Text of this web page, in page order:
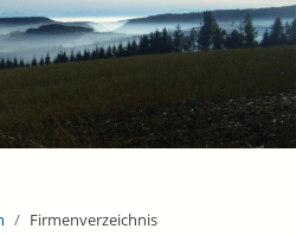
Firmenverzeichnis